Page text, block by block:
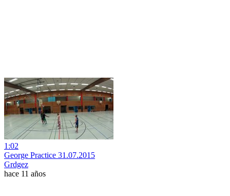
1:02
George Practice 31.07.2015
Grdgez
hace 11 años